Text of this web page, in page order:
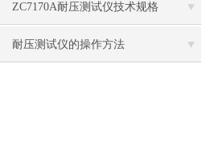
ZC7170A耐压测试仪技术规格
耐压测试仪的操作方法